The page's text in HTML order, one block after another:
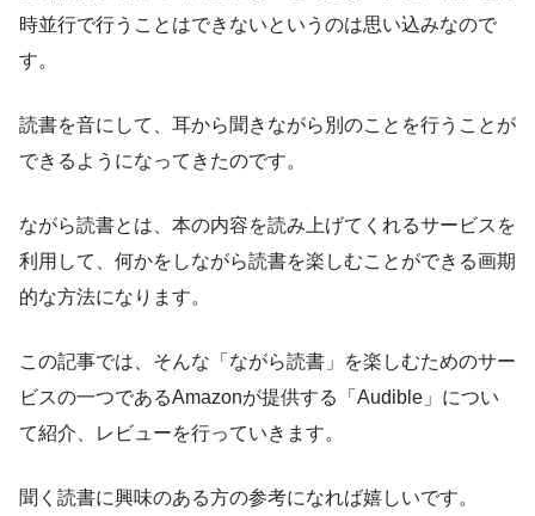
時並行で行うことはできないというのは思い込みなので
す。
読書を音にして、耳から聞きながら別のことを行うことが
できるようになってきたのです。
ながら読書とは、本の内容を読み上げてくれるサービスを
利用して、何かをしながら読書を楽しむことができる画期
的な方法になります。
この記事では、そんな「ながら読書」を楽しむためのサー
ビスの一つであるAmazonが提供する「Audible」につい
て紹介、レビューを行っていきます。
聞く読書に興味のある方の参考になれば嬉しいです。